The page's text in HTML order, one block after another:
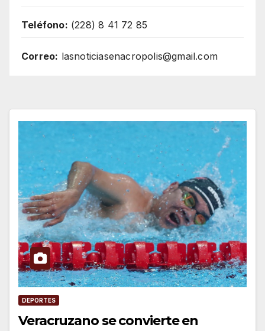
Teléfono: (228) 8 41 72 85
Correo: lasnoticiasenacropolis@gmail.com
DEPORTES
Veracruzano se convierte en